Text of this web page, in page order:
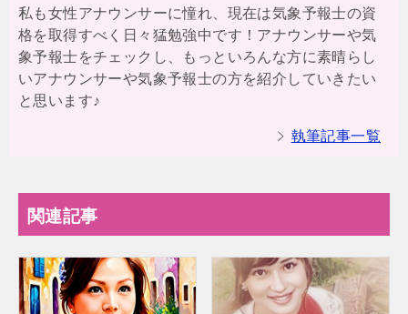
私も女性アナウンサーに憧れ、現在は気象予報士の資
格を取得すべく日々猛勉強中です！アナウンサーや気
象予報士をチェックし、もっといろんな方に素晴らし
いアナウンサーや気象予報士の方を紹介していきたい
と思います♪
執筆記事一覧
関連記事